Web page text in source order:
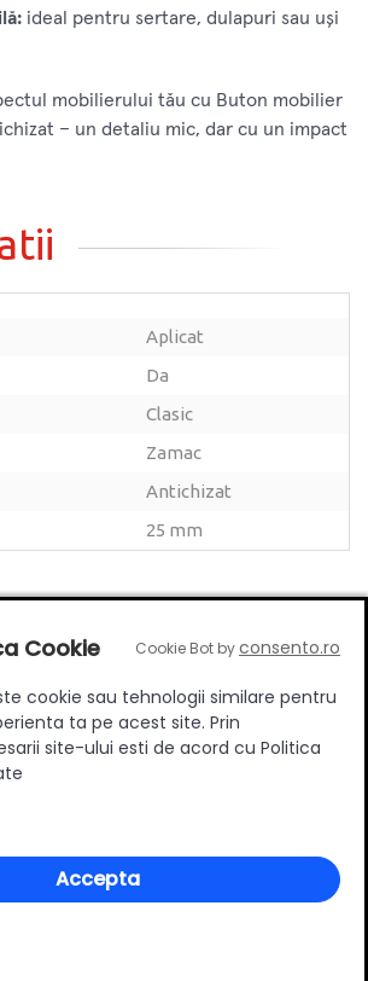
ideal pentru sertare, dulapuri sau uși
mobilierului tău cu Buton mobilier
– un detaliu mic, dar cu un impact
Aplicat
Da
Clasic
Zamac
Antichizat
25 mm
produsul?
o nota produsului
Cookie Cookie Bot byconsento.ro
cookie sau tehnologii similare pentru
ta pe acest site. Prin
site-ului esti de acord cu Politica
Accepta